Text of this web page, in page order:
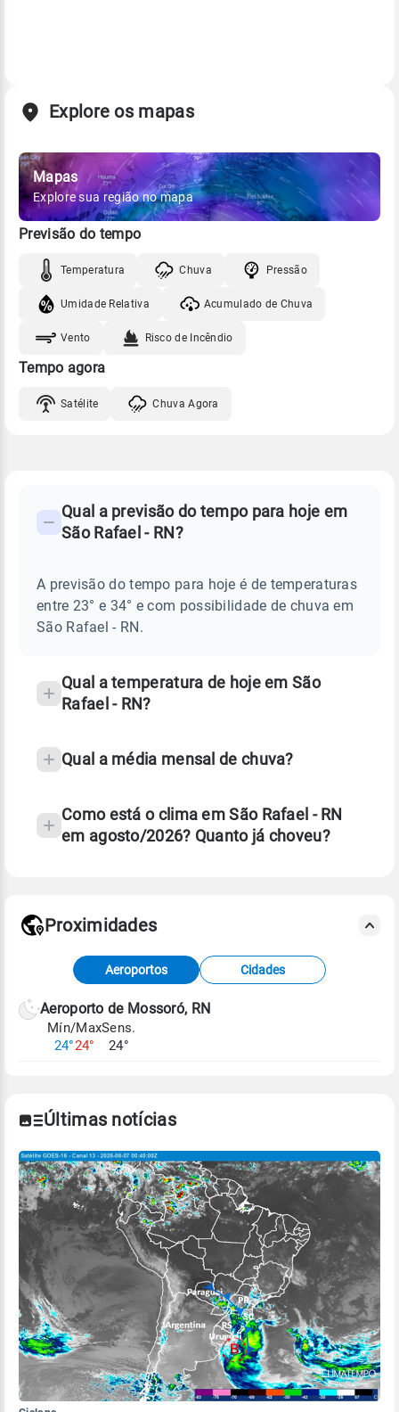
Explore os mapas
Mapas
Explore sua região no mapa
Previsão do tempo
Temperatura Chuva Pressão
Umidade Relativa Acumulado de Chuva
Vento Risco de Incêndio
Tempo agora
Satélite Chuva Agora
PREVISÃO
TEMPO
RAFAEL
Perguntas
sobre
chuva
Qual a previsão do tempo para hoje em
São Rafael - RN?
A previsão do tempo para hoje é de temperaturas
entre 23° e 34° e com possibilidade de chuva em
São Rafael - RN.
Qual a temperatura de hoje em São
Rafael - RN?
Qual a média mensal de chuva?
Como está o clima em São Rafael - RN
em agosto/2026? Quanto já choveu?
Fonte: dados combinados de estações
meteorológicas e satélite do Centro de Previsão
de Tempo e Estudos Climáticos (CPTEC).
Para obter mais informações sobre os dados
Proximidades
Aeroportos Cidades
Aeroporto de Mossoró, RN
Mín/Max
24°24°
Sens.
24°
Últimas notícias